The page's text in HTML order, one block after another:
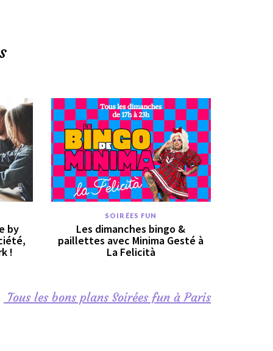
by
!
SOIRÉES FUN
Les dimanches bingo &
paillettes avec Minima Gesté à
La Felicità
Tous les bons plans Soirées fun à Paris